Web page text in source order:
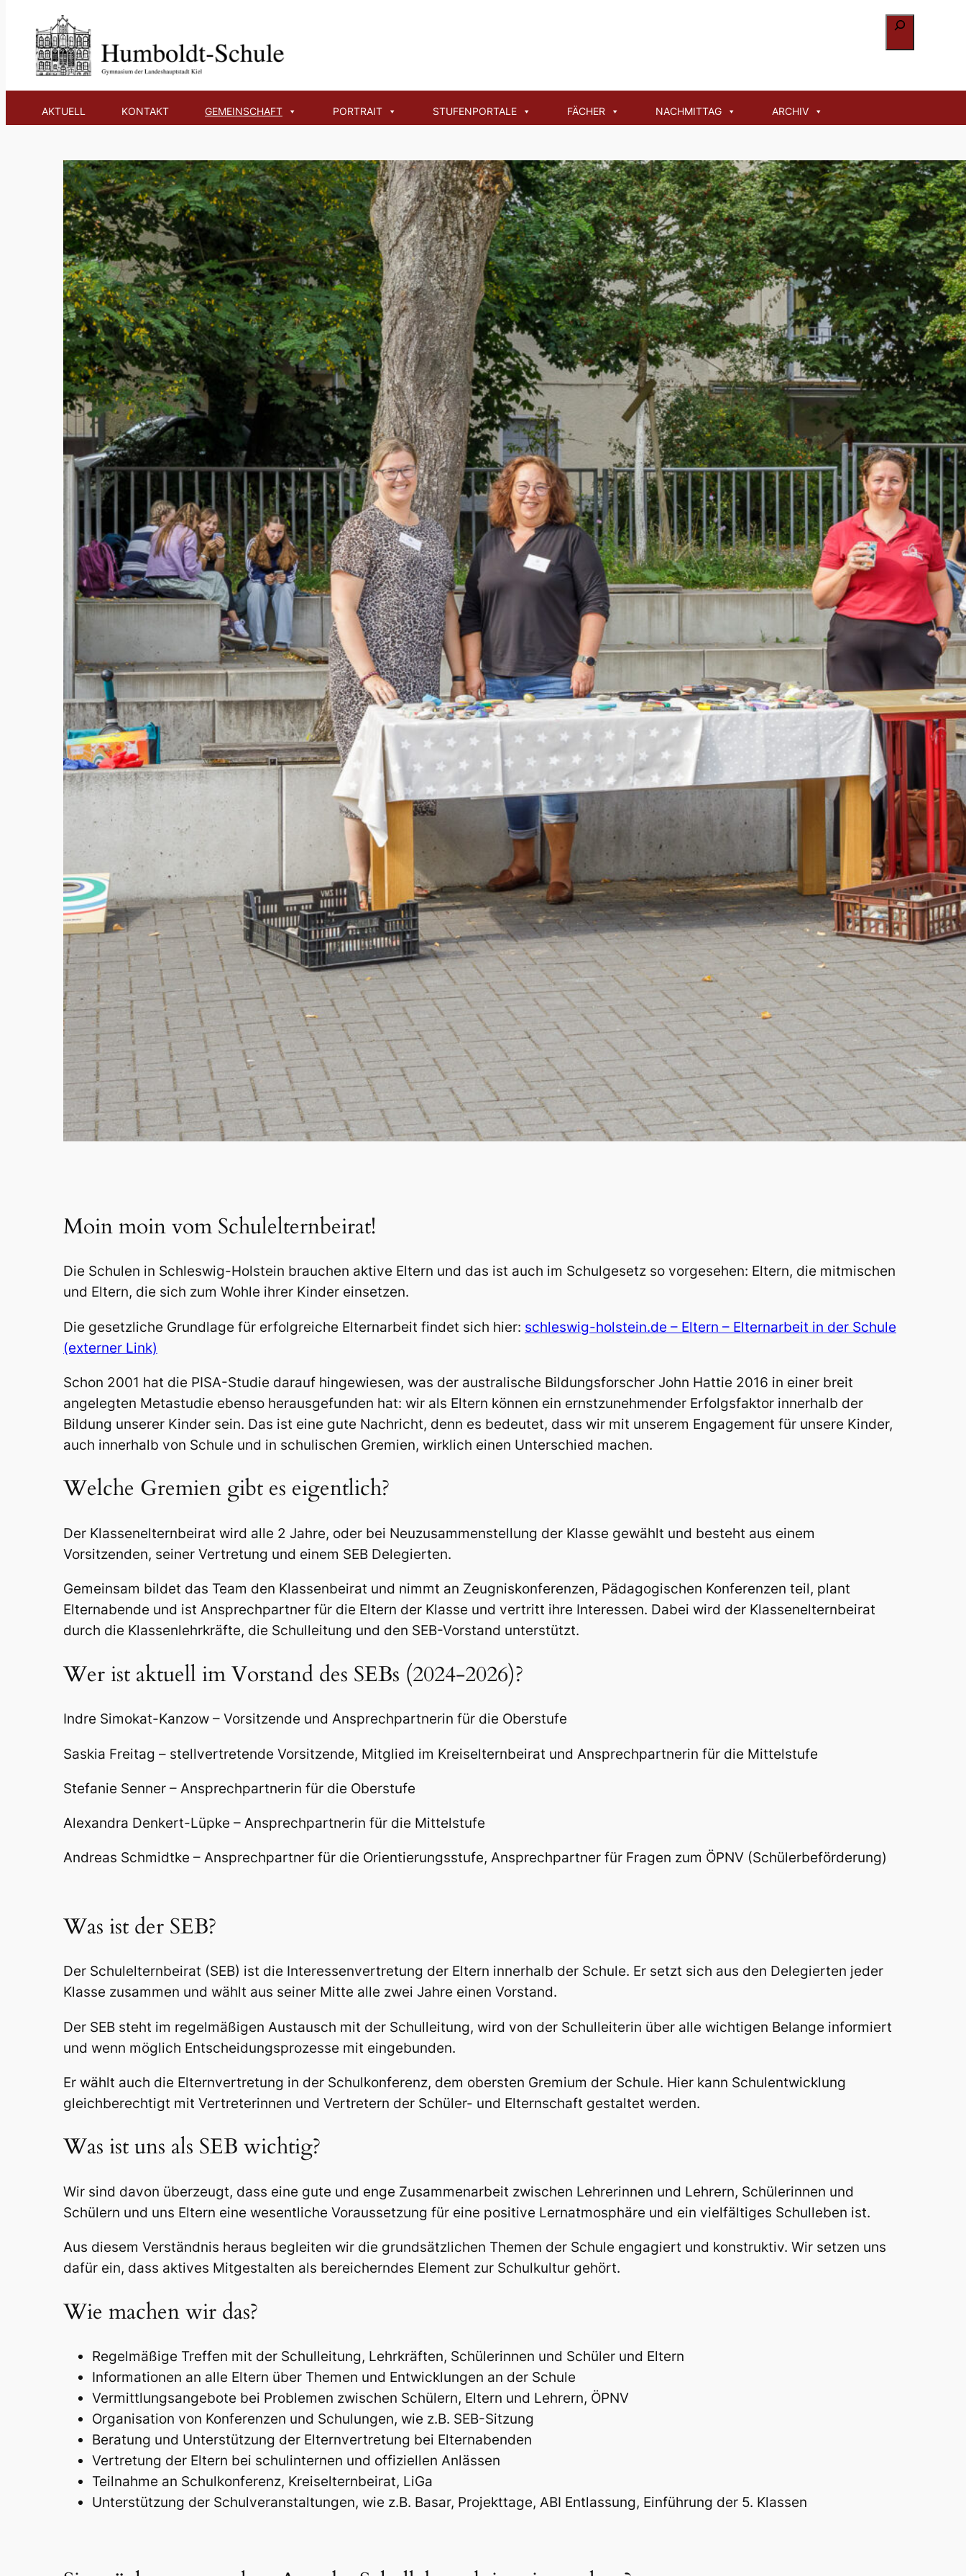
Inhalt
springen
Suchen
AKTUELL KONTAKT GEMEINSCHAFT PORTRAIT STUFENPORTALE FÄCHER NACHMITTAG ARCHIV
Schulelternbeirat
Moin moin vom Schulelternbeirat!
Die Schulen in Schleswig-Holstein brauchen aktive Eltern und das ist auch im Schulgesetz so vorgesehen: Eltern, die mitmischen
und Eltern, die sich zum Wohle ihrer Kinder einsetzen.
Die gesetzliche Grundlage für erfolgreiche Elternarbeit findet sich hier: schleswig-holstein.de – Eltern – Elternarbeit in der Schule
(externer Link)
Schon 2001 hat die PISA-Studie darauf hingewiesen, was der australische Bildungsforscher John Hattie 2016 in einer breit
angelegten Metastudie ebenso herausgefunden hat: wir als Eltern können ein ernstzunehmender Erfolgsfaktor innerhalb der
Bildung unserer Kinder sein. Das ist eine gute Nachricht, denn es bedeutet, dass wir mit unserem Engagement für unsere Kinder,
auch innerhalb von Schule und in schulischen Gremien, wirklich einen Unterschied machen.
Welche Gremien gibt es eigentlich?
Der Klassenelternbeirat wird alle 2 Jahre, oder bei Neuzusammenstellung der Klasse gewählt und besteht aus einem
Vorsitzenden, seiner Vertretung und einem SEB Delegierten.
Gemeinsam bildet das Team den Klassenbeirat und nimmt an Zeugniskonferenzen, Pädagogischen Konferenzen teil, plant
Elternabende und ist Ansprechpartner für die Eltern der Klasse und vertritt ihre Interessen. Dabei wird der Klassenelternbeirat
durch die Klassenlehrkräfte, die Schulleitung und den SEB-Vorstand unterstützt.
Wer ist aktuell im Vorstand des SEBs (2024-2026)?
Indre Simokat-Kanzow – Vorsitzende und Ansprechpartnerin für die Oberstufe
Saskia Freitag – stellvertretende Vorsitzende, Mitglied im Kreiselternbeirat und Ansprechpartnerin für die Mittelstufe
Stefanie Senner – Ansprechpartnerin für die Oberstufe
Alexandra Denkert-Lüpke – Ansprechpartnerin für die Mittelstufe
Andreas Schmidtke – Ansprechpartner für die Orientierungsstufe, Ansprechpartner für Fragen zum ÖPNV (Schülerbeförderung)
Was ist der SEB?
Der Schulelternbeirat (SEB) ist die Interessenvertretung der Eltern innerhalb der Schule. Er setzt sich aus den Delegierten jeder
Klasse zusammen und wählt aus seiner Mitte alle zwei Jahre einen Vorstand.
Der SEB steht im regelmäßigen Austausch mit der Schulleitung, wird von der Schulleiterin über alle wichtigen Belange informiert
und wenn möglich Entscheidungsprozesse mit eingebunden.
Er wählt auch die Elternvertretung in der Schulkonferenz, dem obersten Gremium der Schule. Hier kann Schulentwicklung
gleichberechtigt mit Vertreterinnen und Vertretern der Schüler- und Elternschaft gestaltet werden.
Was ist uns als SEB wichtig?
Wir sind davon überzeugt, dass eine gute und enge Zusammenarbeit zwischen Lehrerinnen und Lehrern, Schülerinnen und
Schülern und uns Eltern eine wesentliche Voraussetzung für eine positive Lernatmosphäre und ein vielfältiges Schulleben ist.
Aus diesem Verständnis heraus begleiten wir die grundsätzlichen Themen der Schule engagiert und konstruktiv. Wir setzen uns
dafür ein, dass aktives Mitgestalten als bereicherndes Element zur Schulkultur gehört.
Wie machen wir das?
Regelmäßige Treffen mit der Schulleitung, Lehrkräften, Schülerinnen und Schüler und Eltern
Informationen an alle Eltern über Themen und Entwicklungen an der Schule
Vermittlungsangebote bei Problemen zwischen Schülern, Eltern und Lehrern, ÖPNV
Organisation von Konferenzen und Schulungen, wie z.B. SEB-Sitzung
Beratung und Unterstützung der Elternvertretung bei Elternabenden
Vertretung der Eltern bei schulinternen und offiziellen Anlässen
Teilnahme an Schulkonferenz, Kreiselternbeirat, LiGa
Unterstützung der Schulveranstaltungen, wie z.B. Basar, Projekttage, ABI Entlassung, Einführung der 5. Klassen